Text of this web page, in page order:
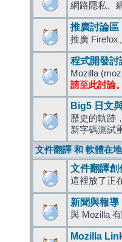
網路隱私、
推廣討論區
推廣 Firefox
程式開發討
Mozilla
請至此討論。
Big5 日文
歷史的軌跡
新字碼測試
文件翻譯 和 軟體在
文件翻譯創
這裡放了正
新聞與報導
與 Mozilla
Mozilla